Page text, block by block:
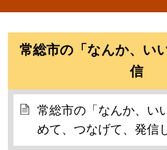
常総市の「なんか、い
信
常総市の「なんか、い
めて、つなげて、発信